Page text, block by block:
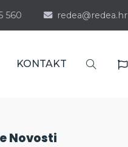
560 redea@redea.hr
KONTAKT
Novosti